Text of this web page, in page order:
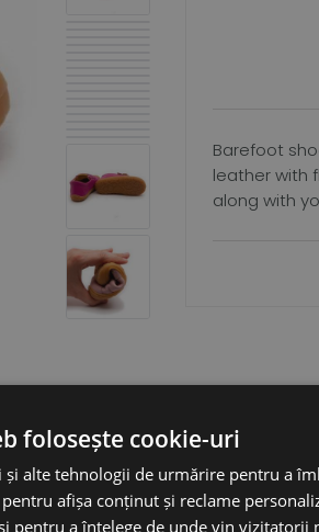
Barefoot
leather with
along with
folosește cookie-uri
și alte tehnologii de urmărire pentru a
afișa conținut și reclame
pentru a înțelege de unde vin vizitatorii